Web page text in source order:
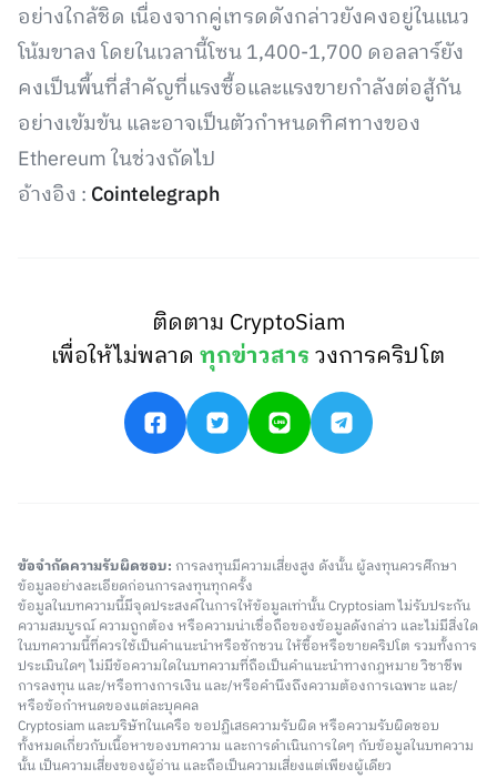
อย่างใกล้ชิด เนื่องจากคู่เทรดดังกล่าวยังคงอยู่ในแนว
โน้มขาลง โดยในเวลานี้โซน 1,400-1,700 ดอลลาร์ยัง
คงเป็นพื้นที่สำคัญที่แรงซื้อและแรงขายกำลังต่อสู้กัน
อย่างเข้มข้น และอาจเป็นตัวกำหนดทิศทางของ
Ethereum ในช่วงถัดไป
อ้างอิง : Cointelegraph
ติดตาม CryptoSiam
เพื่อให้ไม่พลาดทุกข่าวสารวงการคริปโต
ข้อจำกัดความรับผิดชอบ: การลงทุนมีความเสี่ยงสูง ดังนั้น ผู้ลงทุนควรศึกษา
ข้อมูลอย่างละเอียดก่อนการลงทุนทุกครั้ง
ข้อมูลในบทความนี้มีจุดประสงค์ในการให้ข้อมูลเท่านั้น Cryptosiam ไม่รับประกัน
ความสมบูรณ์ ความถูกต้อง หรือความน่าเชื่อถือของข้อมูลดังกล่าว และไม่มีสิ่งใด
ในบทความนี้ที่ควรใช้เป็นคำแนะนำหรือชักชวน ให้ซื้อหรือขายคริปโต รวมทั้งการ
ประเมินใดๆ ไม่มีข้อความใดในบทความที่ถือเป็นคำแนะนำทางกฎหมาย วิชาชีพ
การลงทุน และ/หรือทางการเงิน และ/หรือคำนึงถึงความต้องการเฉพาะ และ/
หรือข้อกำหนดของแต่ละบุคคล
Cryptosiam และบริษัทในเครือ ขอปฏิเสธความรับผิด หรือความรับผิดชอบ
ทั้งหมดเกี่ยวกับเนื้อหาของบทความ และการดำเนินการใดๆ กับข้อมูลในบทความ
นั้น เป็นความเสี่ยงของผู้อ่าน และถือเป็นความเสี่ยงแต่เพียงผู้เดียว